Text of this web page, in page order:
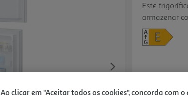
Next
Este
armazenar
Ao clicar em "Aceitar todos os cookies", concorda com